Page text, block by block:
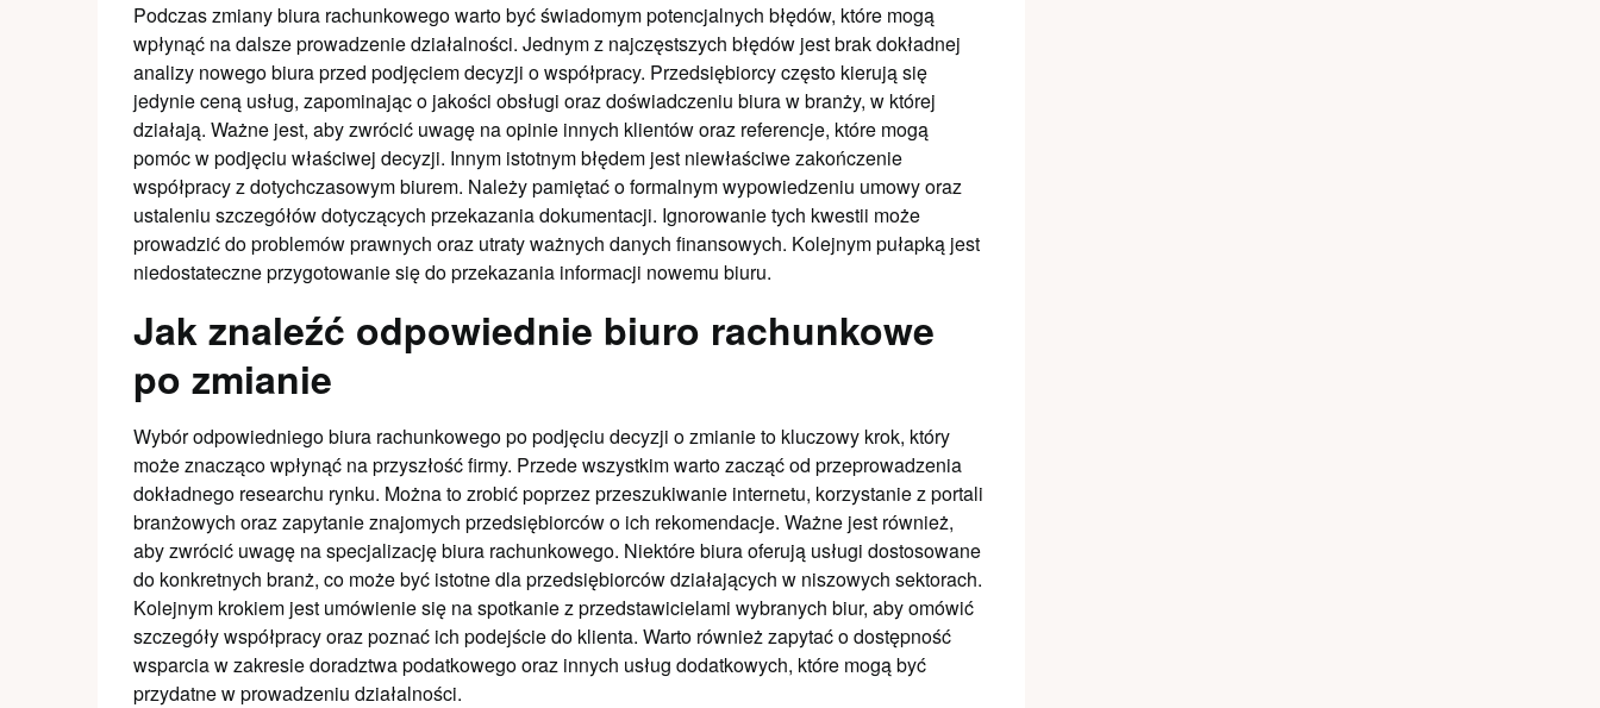
Podczas zmiany biura rachunkowego warto być świadomym potencjalnych błędów, które mogą
wpłynąć na dalsze prowadzenie działalności. Jednym z najczęstszych błędów jest brak dokładnej
analizy nowego biura przed podjęciem decyzji o współpracy. Przedsiębiorcy często kierują się
jedynie ceną usług, zapominając o jakości obsługi oraz doświadczeniu biura w branży, w której
działają. Ważne jest, aby zwrócić uwagę na opinie innych klientów oraz referencje, które mogą
pomóc w podjęciu właściwej decyzji. Innym istotnym błędem jest niewłaściwe zakończenie
współpracy z dotychczasowym biurem. Należy pamiętać o formalnym wypowiedzeniu umowy oraz
ustaleniu szczegółów dotyczących przekazania dokumentacji. Ignorowanie tych kwestii może
prowadzić do problemów prawnych oraz utraty ważnych danych finansowych. Kolejnym pułapką jest
niedostateczne przygotowanie się do przekazania informacji nowemu biuru.
Jak znaleźć odpowiednie biuro rachunkowe
po zmianie
Wybór odpowiedniego biura rachunkowego po podjęciu decyzji o zmianie to kluczowy krok, który
może znacząco wpłynąć na przyszłość firmy. Przede wszystkim warto zacząć od przeprowadzenia
dokładnego researchu rynku. Można to zrobić poprzez przeszukiwanie internetu, korzystanie z portali
branżowych oraz zapytanie znajomych przedsiębiorców o ich rekomendacje. Ważne jest również,
aby zwrócić uwagę na specjalizację biura rachunkowego. Niektóre biura oferują usługi dostosowane
do konkretnych branż, co może być istotne dla przedsiębiorców działających w niszowych sektorach.
Kolejnym krokiem jest umówienie się na spotkanie z przedstawicielami wybranych biur, aby omówić
szczegóły współpracy oraz poznać ich podejście do klienta. Warto również zapytać o dostępność
wsparcia w zakresie doradztwa podatkowego oraz innych usług dodatkowych, które mogą być
przydatne w prowadzeniu działalności.